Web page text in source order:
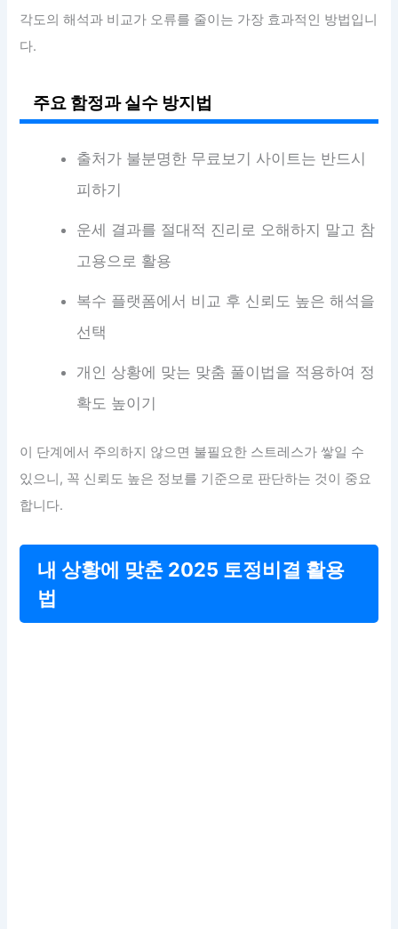
각도의 해석과 비교가 오류를 줄이는 가장 효과적인 방법입니
다.
주요 함정과 실수 방지법
출처가 불분명한 무료보기 사이트는 반드시
피하기
운세 결과를 절대적 진리로 오해하지 말고 참
고용으로 활용
복수 플랫폼에서 비교 후 신뢰도 높은 해석을
선택
개인 상황에 맞는 맞춤 풀이법을 적용하여 정
확도 높이기
이 단계에서 주의하지 않으면 불필요한 스트레스가 쌓일 수
있으니, 꼭 신뢰도 높은 정보를 기준으로 판단하는 것이 중요
합니다.
내 상황에 맞춘 2025 토정비결 활용
법